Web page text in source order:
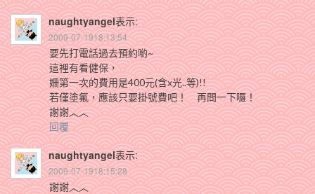
naughtyangel表示:
2009-07-1918:13:54
要先打電話過去預約喲~
這裡有看健保，
姍第一次的費用是400元(含x光..等)!!
若僅塗氟，應該只要掛號費吧！ 再問一下囉！
謝謝︿︿
回覆
naughtyangel表示:
2009-07-1918:15:28
謝謝︿︿